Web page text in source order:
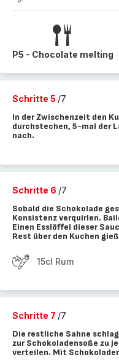
P5 - Chocolate melting
Schritte 5 /7
In der Zwischenzeit den
durchstechen, 5-mal der
nach.
Schritte 6 /7
Sobald die Schokolade
Konsistenz verquirlen.
Einen Esslöffel dieser
Rest über den Kuchen
15cl Rum
Schritte 7 /7
Die restliche Sahne
zur Schokoladensoße zu
verteilen. Mit